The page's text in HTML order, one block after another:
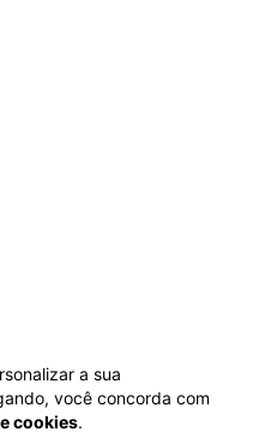
a sua
você concorda com
cookies.